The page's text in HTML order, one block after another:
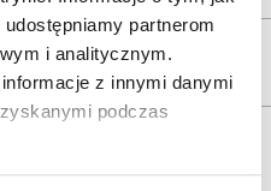
partnerom
i analitycznym.
z innymi danymi
podczas